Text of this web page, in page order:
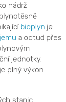
nádrž
bioplyn je
a odtud přes
jednotky.
plný výkon
stanic